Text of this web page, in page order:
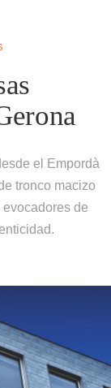
el Empordà
tronco macizo
de